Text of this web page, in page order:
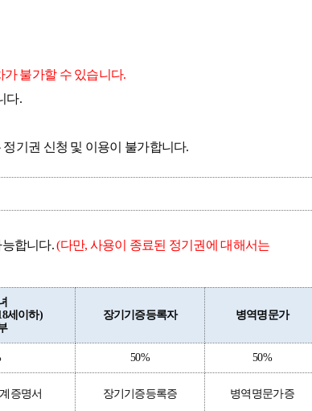
불가할 수 있습니다.
다.
기권 신청 및 이용이 불가합니다.
능합니다.(다만, 사용이 종료된 정기권에 대해서는
세이하)
장기기증등록자 병역명문가
50% 50%
증명서 장기기증등록증 병역명문가증